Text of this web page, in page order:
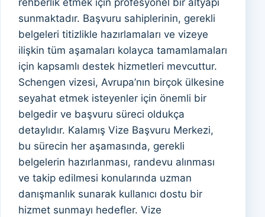
rehberlik etmek için profesyonel bir altyapı
sunmaktadır. Başvuru sahiplerinin, gerekli
belgeleri titizlikle hazırlamaları ve vizeye
ilişkin tüm aşamaları kolayca tamamlamaları
için kapsamlı destek hizmetleri mevcuttur.
Schengen vizesi, Avrupa’nın birçok ülkesine
seyahat etmek isteyenler için önemli bir
belgedir ve başvuru süreci oldukça
detaylıdır. Kalamış Vize Başvuru Merkezi,
bu sürecin her aşamasında, gerekli
belgelerin hazırlanması, randevu alınması
ve takip edilmesi konularında uzman
danışmanlık sunarak kullanıcı dostu bir
hizmet sunmayı hedefler. Vize